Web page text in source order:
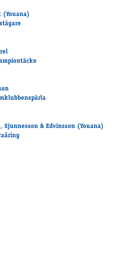
(Youana)
Sjunnesson & Edvinsson (Youana)